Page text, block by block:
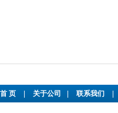
首 页 关于公司 联系我们